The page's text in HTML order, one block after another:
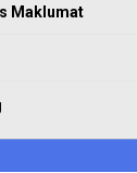
Maklumat